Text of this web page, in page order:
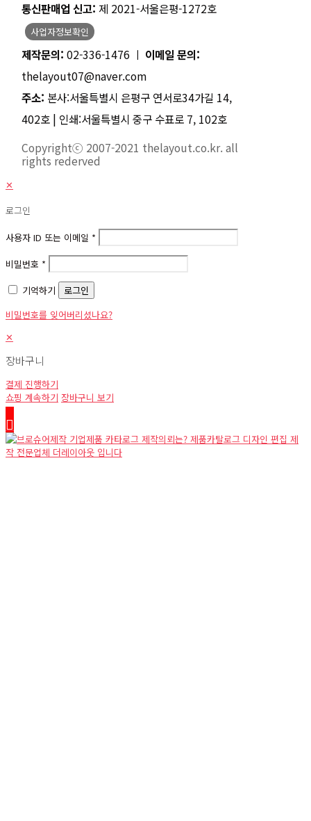
통신판매업 신고: 제 2021-서울은평-1272호
사업자정보확인
제작문의: 02-336-1476 ㅣ 이메일 문의:
thelayout07@naver.com
주소: 본사:서울특별시 은평구 연서로34가길 14,
402호 | 인쇄:서울특별시 중구 수표로 7, 102호
Copyrightⓒ 2007-2021 thelayout.co.kr. all
rights rederved
✕
로그인
사용자 ID 또는 이메일 *
비밀번호 *
기억하기
로그인
비밀번호를 잊어버리셨나요?
✕
장바구니
결제 진행하기
쇼핑 계속하기 장바구니 보기